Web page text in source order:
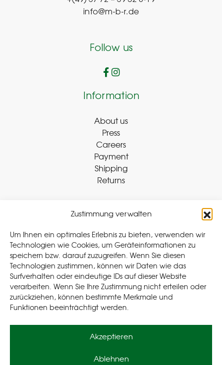
Zustimmung verwalten
Um Ihnen ein optimales Erlebnis zu bieten, verwenden wir
Technologien wie Cookies, um Geräteinformationen zu
speichern bzw. darauf zuzugreifen. Wenn Sie diesen
Technologien zustimmen, können wir Daten wie das
Surfverhalten oder eindeutige IDs auf dieser Website
verarbeiten. Wenn Sie Ihre Zustimmung nicht erteilen oder
zurückziehen, können bestimmte Merkmale und
Funktionen beeinträchtigt werden.
Akzeptieren
Ablehnen
info@m-b-r.de
Follow us
Information
About us
Press
Careers
Payment
Shipping
Returns
Withdraw Contract
Legal
Privacy Policy
Cookie Policy (EU)
Terms & Conditions